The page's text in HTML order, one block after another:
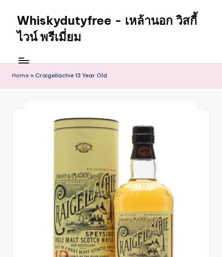
Whiskydutyfree - เหล้านอก วิสกี้
ไวน์ พรีเมี่ยม
Home » Craigellachie 13 Year Old